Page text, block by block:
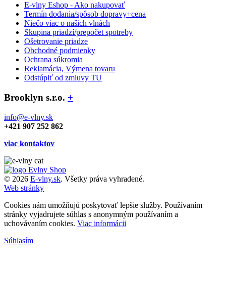
E-vlny Eshop - Ako nakupovať
Termín dodania/spôsob dopravy+cena
Niečo viac o našich vlnách
Skupina priadzí/prepočet spotreby
Ošetrovanie priadze
Obchodné podmienky
Ochrana súkromia
Reklamácia, Výmena tovaru
Odstúpiť od zmluvy TU
Brooklyn s.r.o. +
info@e-vlny.sk
+421 907 252 862
viac kontaktov
© 2026 E-vlny.sk. Všetky práva vyhradené.
Web stránky
Cookies nám umožňujú poskytovať lepšie služby. Používaním
stránky vyjadrujete súhlas s anonymným používaním a
uchovávaním cookies. Viac informácii
Súhlasím